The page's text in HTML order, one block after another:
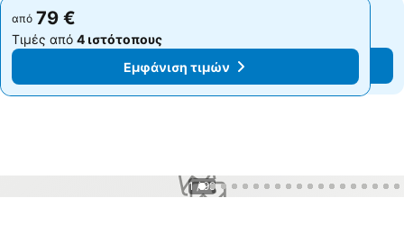
από 79 €
Τιμές από 4 ιστότοπους
Εμφάνιση τιμών
από 79 €
Τιμές από 4 ιστότοπους
Εμφάνιση τιμών
1 / 99